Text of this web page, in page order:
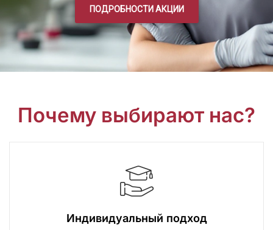
ПОДРОБНОСТИ АКЦИИ
Почему выбирают нас?
Индивидуальный подход